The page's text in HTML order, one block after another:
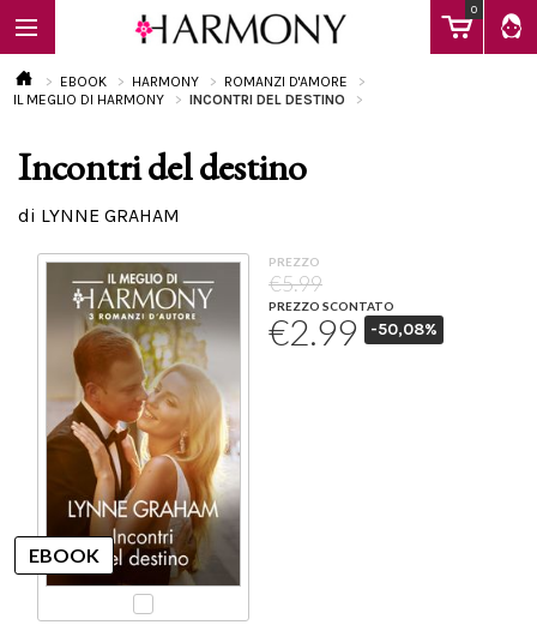
0
EBOOK
Calendario
EBOOK HARMONY
ROMANZI D'AMORE
IL MEGLIO DI HARMONY
INCONTRI DEL DESTINO
Incontri del destino
di LYNNE GRAHAM
PREZZO
€5.99
PREZZO SCONTATO
€2.99 -50,08%